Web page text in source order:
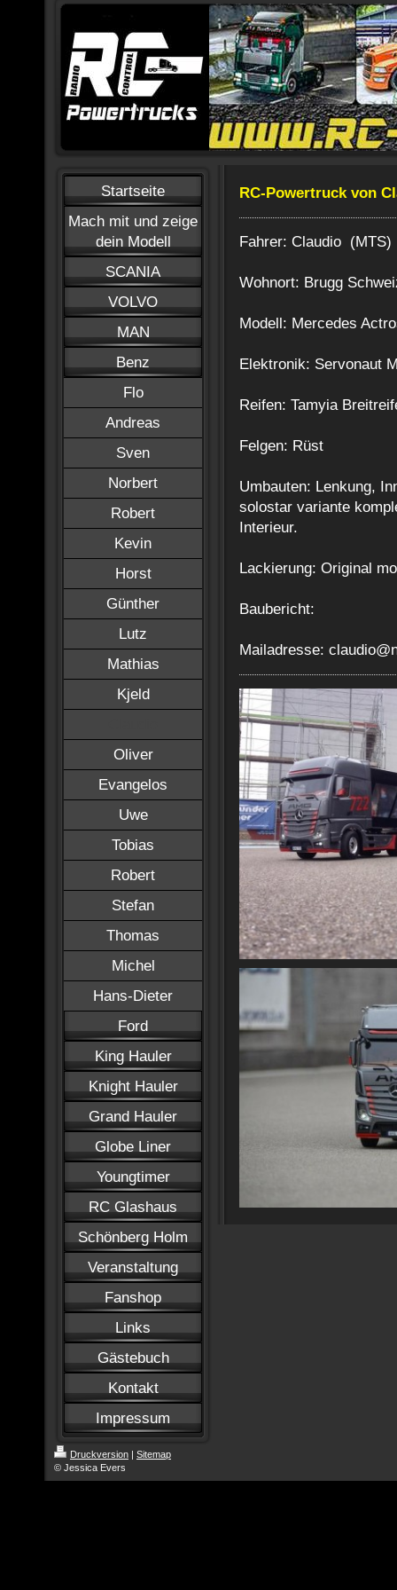
Startseite
Mach mit und zeige
dein Modell
SCANIA
VOLVO
MAN
Benz
Flo
Andreas
Sven
Norbert
Robert
Kevin
Horst
Günther
Lutz
Mathias
Kjeld
Oliver
Evangelos
Uwe
Tobias
Robert
Stefan
Thomas
Michel
Hans-Dieter
Ford
King Hauler
Knight Hauler
Grand Hauler
Globe Liner
Youngtimer
RC Glashaus
Schönberg Holm
Veranstaltung
Fanshop
Links
Gästebuch
Kontakt
Impressum
RC-Powertruck von
Fahrer: Claudio (MTS)
Wohnort: Brugg
Modell: Mercedes
Elektronik: Servonaut
Reifen: Tamyia
Felgen: Rüst
Umbauten: Lenkung,
solostar variante
Interieur.
Lackierung: Original
Baubericht:
Mailadresse:
Druckversion | Sitemap
© Jessica Evers